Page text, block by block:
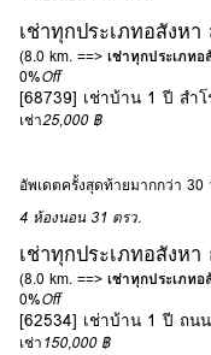
เช่าทุกประเภทอสังห
(8.0 km. ==> เช่าทุกประเภท
0%Off
[68739] เช่าบ้าน 1 ปี สำ
เช่า25,000 ฿
อัพเดตครั้งสุดท้ายมากกว่า 30
4 ห้องนอน 31 ตรว.
เช่าทุกประเภทอสังห
(8.0 km. ==> เช่าทุกประเภท
0%Off
[62534] เช่าบ้าน 1 ปี ถน
เช่า150,000 ฿